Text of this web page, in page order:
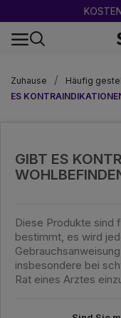
Zuhause
Häufig
ES
GIBT ES
Diese Produkte sind
bestimmt, es wird
insbesondere bei
Rat eines Arztes